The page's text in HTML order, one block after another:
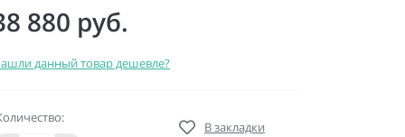
880 руб.
данный товар дешевле?
В закладки